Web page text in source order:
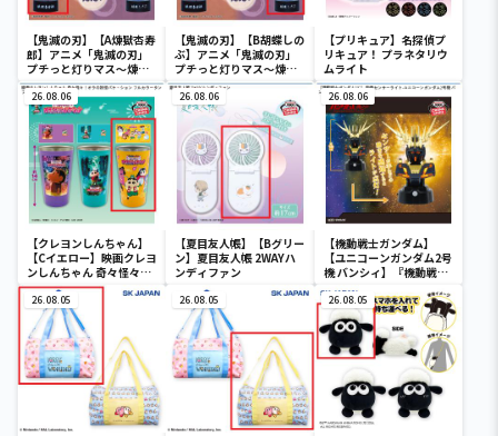
【鬼滅の刃】【A煉獄杏寿
郎】アニメ「鬼滅の刃」
プチっと灯りマス～煉獄
杏寿郎・胡蝶しのぶ～
【鬼滅の刃】【B胡蝶しの
ぶ】アニメ「鬼滅の刃」
プチっと灯りマス～煉獄
杏寿郎・胡蝶しのぶ～
【プリキュア】名探偵プ
リキュア！ プラネタリウ
ムライト
26.08.06
【クレヨンしんちゃん】
【Cイエロー】映画クレヨ
ンしんちゃん 奇々怪々！
オラの妖怪バケ～ション
フルカラータンブラー
26.08.06
【夏目友人帳】【Bグリー
ン】夏目友人帳 2WAYハ
ンディファン
26.08.06
【機動戦士ガンダム】
【ユニコーンガンダム2号
機 バンシィ】『機動戦士
ーライト-ユニコーンガン
ダム2号機 バンシィ（デ
ストロイモード）-
26.08.05 26.08.05 26.08.05